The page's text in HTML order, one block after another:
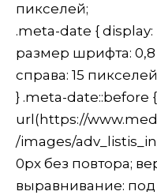
пикселей;
.meta-date {
размер шрифта: 0,8
справа: 15
} .meta-date::before
url(https://
/images/
0px без повтора;
выравнивание: